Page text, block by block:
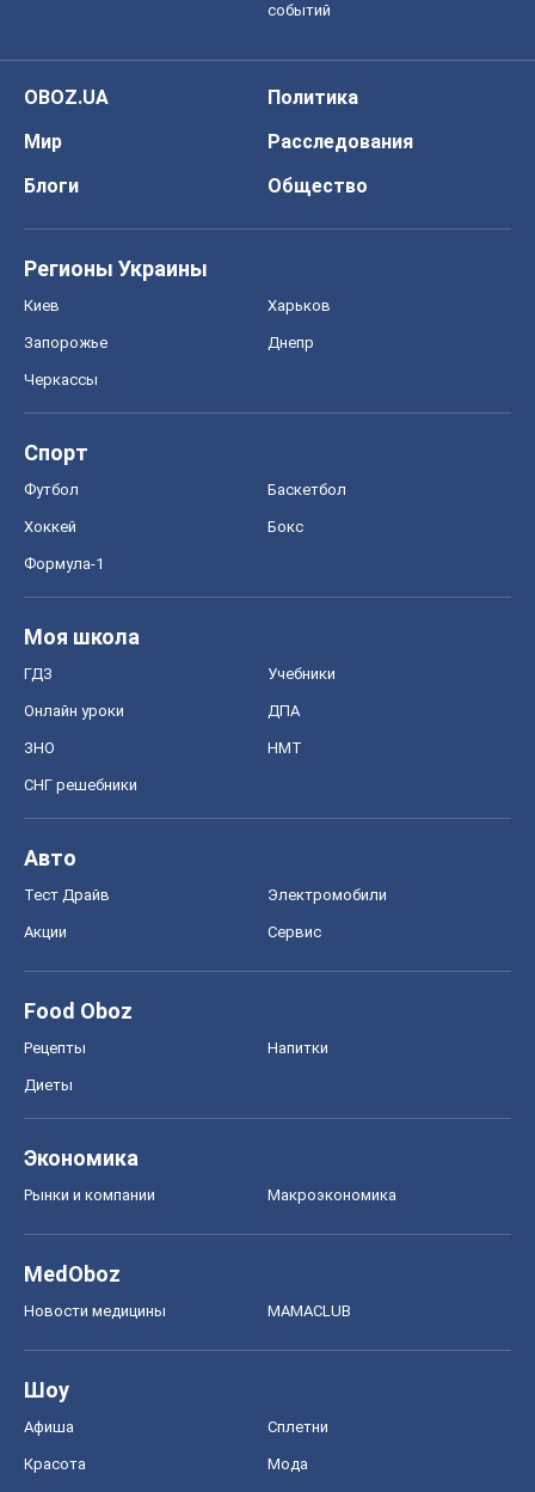
событий
OBOZ.UA
Политика
Мир
Расследования
Блоги
Общество
Регионы Украины
Киев Харьков
Запорожье Днепр
Черкассы
Спорт
Футбол Баскетбол
Хоккей Бокс
Формула-1
Моя школа
ГДЗ Учебники
Онлайн уроки ДПА
ЗНО НМТ
СНГ решебники
Авто
Тест Драйв Электромобили
Акции Сервис
Food Oboz
Рецепты Напитки
Диеты
Экономика
Рынки и компании Mакроэкономика
MedOboz
Новости медицины MAMACLUB
Шоу
Афиша Сплетни
Красота Мода